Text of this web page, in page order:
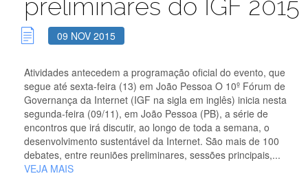
preliminares do IGF 2015
09 NOV 2015
Atividades antecedem a programação oficial do evento, que
segue até sexta-feira (13) em João Pessoa O 10º Fórum de
Governança da Internet (IGF na sigla em inglês) inicia nesta
segunda-feira (09/11), em João Pessoa (PB), a série de
encontros que irá discutir, ao longo de toda a semana, o
desenvolvimento sustentável da Internet. São mais de 100
debates, entre reuniões preliminares, sessões principais,...
VEJA MAIS